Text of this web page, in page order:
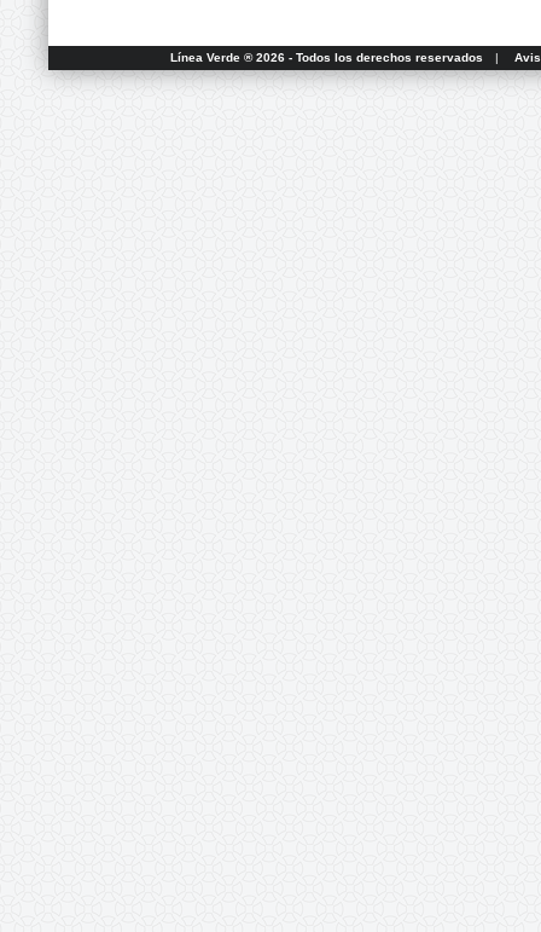
Línea Verde ® 2026 - Todos los derechos reservados |